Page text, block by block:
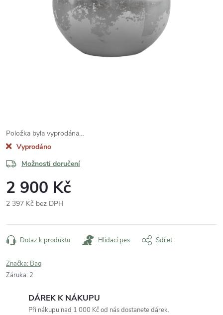
Položka byla vyprodána…
Vyprodáno
Možnosti doručení
2 900 Kč
2 397 Kč bez DPH
cena:
Dotaz k produktu Hlídací pes Sdílet
Značka: Baq
Záruka: 2
DÁREK K NÁKUPU
Při nákupu nad 1 000 Kč od nás dostanete dárek.